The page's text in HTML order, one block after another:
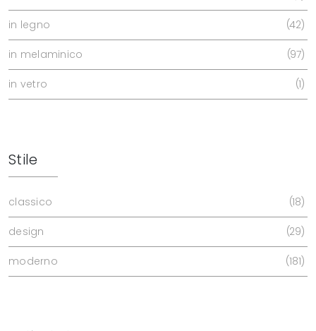
in legno 42
in melaminico 97
in vetro 1
Stile
classico 18
design 29
moderno 181